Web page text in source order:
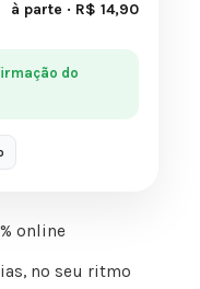
online
no seu ritmo
à parte · R$ 14,90
do